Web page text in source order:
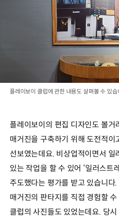
플레이보이 클럽에 관한 내용도 살펴볼 수 있습
플레이보이의 편집 디자인도 볼거
매거진을 구축하기 위해 도전적
선보였는데요. 비상업적이면서 일
있는 작업을 할 수 있어 ‘일러스트
주도했다는 평가를 받고 있습니다
매거진의 판타지를 직접 경험할
클럽의 사진들도 있었는데요. 당